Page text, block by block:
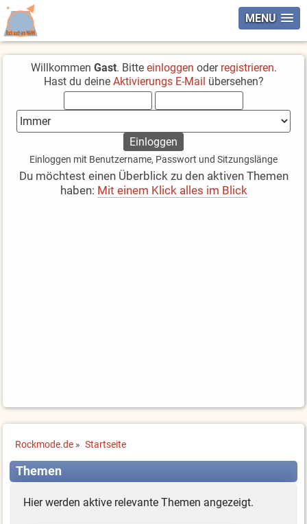
MENU
Willkommen Gast. Bitte einloggen oder registrieren.
Hast du deine Aktivierungs E-Mail übersehen?
Einloggen mit Benutzername, Passwort und Sitzungslänge
Du möchtest einen Überblick zu den aktiven Themen
haben: Mit einem Klick alles im Blick
Rockmode.de » Startseite
Themen
Hier werden aktive relevante Themen angezeigt.